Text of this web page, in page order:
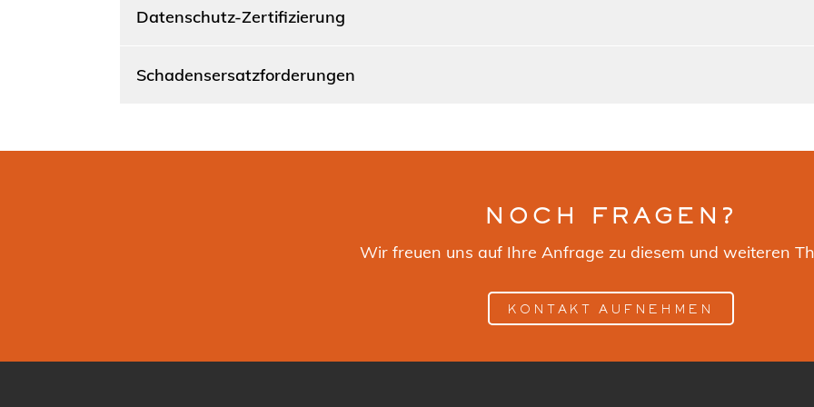
Datenschutz-Zertifizierung
Schadensersatzforderungen
NOCH FRAGEN?
Wir freuen uns auf Ihre Anfrage zu diesem und weiteren
KONTAKT AUFNEHMEN